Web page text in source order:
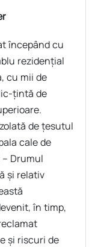
începând cu
rezidențial
cu mii de
țintă de
de țesutul
cale de
Drumul
și relativ
în timp,
și riscuri de